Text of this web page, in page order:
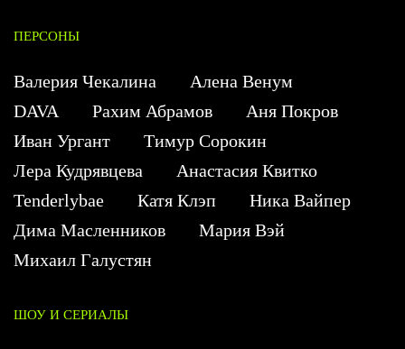
ПЕРСОНЫ
Валерия Чекалина
Алена Венум
DAVA
Рахим Абрамов
Аня Покров
Иван Ургант
Тимур Сорокин
Лера Кудрявцева
Анастасия Квитко
Tenderlybae
Катя Клэп
Ника Вайпер
Дима Масленников
Мария Вэй
Михаил Галустян
ШОУ И СЕРИАЛЫ